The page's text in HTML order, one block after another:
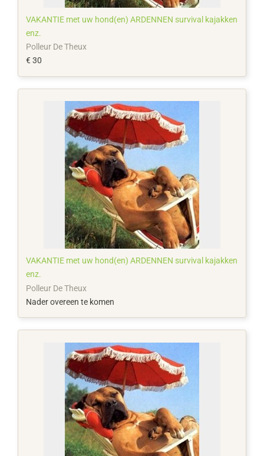
VAKANTIE met uw hond(en) ARDENNEN survival kajakken
enz.
Polleur De Theux
€ 30
VAKANTIE met uw hond(en) ARDENNEN survival kajakken
enz.
Polleur De Theux
Nader overeen te komen